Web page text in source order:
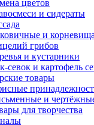
цветов
и сидераты
и
грибов
и кустарники
севок и картофель
товары
и
для творчества